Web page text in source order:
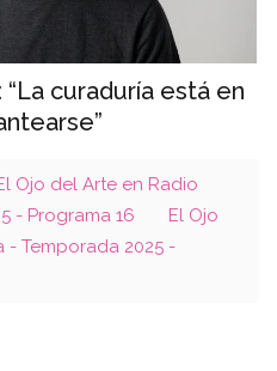
curaduría está en
Ojo del Arte en Radio
- Programa 16
El Ojo
- Temporada 2025 -